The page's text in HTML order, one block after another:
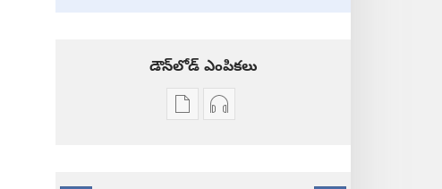
డౌన్‌లోడ్‌ ఎంపికలు
ప్రచురణలఆడియో